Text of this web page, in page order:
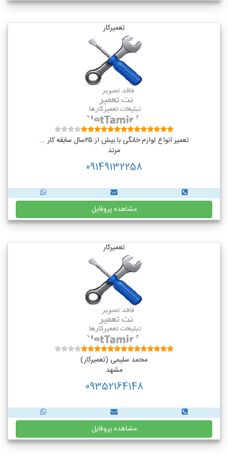
تعمیرکار
تعمیر انواع لوازم خانگی با بیش از ۲۵سال سابقه کار ...
مرند
09149132258
مشاهده پروفایل
تعمیرکار
محمد سلیمی (تعمیرکار)
مشهد
09352164148
مشاهده پروفایل